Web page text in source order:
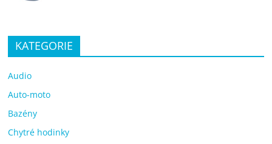
KATEGORIE
Audio
Auto-moto
Bazény
Chytré hodinky